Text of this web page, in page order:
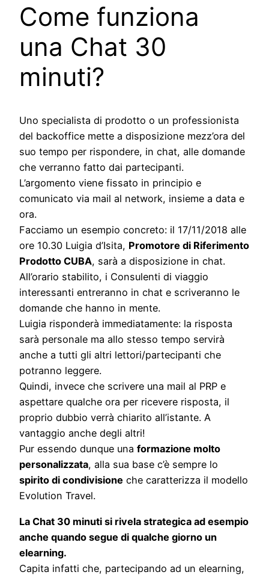
Come funziona
una Chat 30
minuti?
Uno specialista di prodotto o un professionista
del backoffice mette a disposizione mezz’ora del
suo tempo per rispondere, in chat, alle domande
che verranno fatto dai partecipanti.
L’argomento viene fissato in principio e
comunicato via mail al network, insieme a data e
ora.
Facciamo un esempio concreto: il 17/11/2018 alle
ore 10.30 Luigia d’Isita, Promotore di Riferimento
Prodotto CUBA, sarà a disposizione in chat.
All’orario stabilito, i Consulenti di viaggio
interessanti entreranno in chat e scriveranno le
domande che hanno in mente.
Luigia risponderà immediatamente: la risposta
sarà personale ma allo stesso tempo servirà
anche a tutti gli altri lettori/partecipanti che
potranno leggere.
Quindi, invece che scrivere una mail al PRP e
aspettare qualche ora per ricevere risposta, il
proprio dubbio verrà chiarito all’istante. A
vantaggio anche degli altri!
Pur essendo dunque una formazione molto
personalizzata, alla sua base c’è sempre lo
spirito di condivisione che caratterizza il modello
Evolution Travel.
La Chat 30 minuti si rivela strategica ad esempio
anche quando segue di qualche giorno un
elearning.
Capita infatti che, partecipando ad un elearning,